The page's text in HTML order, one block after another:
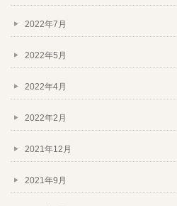
2022年7月
2022年5月
2022年4月
2022年2月
2021年12月
2021年9月